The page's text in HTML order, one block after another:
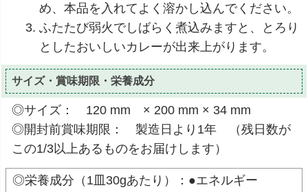
め、本品を入れてよく溶かし込んでください。
ふたたび弱火でしばらく煮込みますと、とろり
としたおいしいカレーが出来上がります。
サイズ・賞味期限・栄養成分
◎サイズ： 120 mm × 200 mm × 34 mm
◎開封前賞味期限： 製造日より1年 （残日数が
この1/3以上あるものをお届けします）
◎栄養成分（1皿30gあたり）：●エネルギー